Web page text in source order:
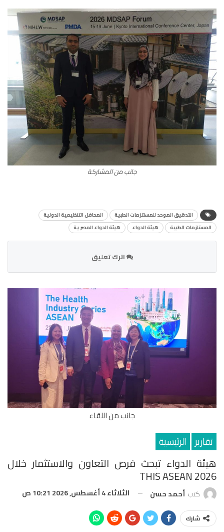
جانب من المشاركة
التدقيق الموحد للمستلزمات الطبية
المحافل التنظيمية الدولية
المستلزمات الطبية
هيئة الدواء هيئة الدواء المصرية
اترك تعليق
جانب من اللقاء
تقارير الرئيسية
هيئة الدواء تبحث فرص التعاون والاستثمار خلال
THIS ASEAN 2026
كتب أحمد حسن الثلاثاء 4 أغسطس, 2026 10:21 ص
شارك